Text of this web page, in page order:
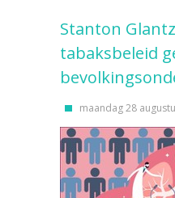
Stanton
tabaksbeleid
maandag 28